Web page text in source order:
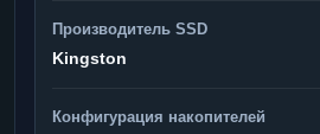
Производитель SSD
Kingston
Конфигурация накопителей